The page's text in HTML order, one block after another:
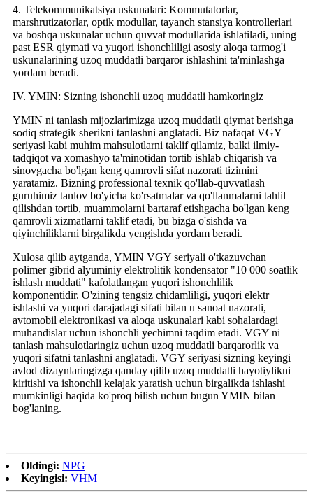
4. Telekommunikatsiya uskunalari: Kommutatorlar,
marshrutizatorlar, optik modullar, tayanch stansiya kontrollerlari
va boshqa uskunalar uchun quvvat modullarida ishlatiladi, uning
past ESR qiymati va yuqori ishonchliligi asosiy aloqa tarmog'i
uskunalarining uzoq muddatli barqaror ishlashini ta'minlashga
yordam beradi.
IV. YMIN: Sizning ishonchli uzoq muddatli hamkoringiz
YMIN ni tanlash mijozlarimizga uzoq muddatli qiymat berishga
sodiq strategik sherikni tanlashni anglatadi. Biz nafaqat VGY
seriyasi kabi muhim mahsulotlarni taklif qilamiz, balki ilmiy-
tadqiqot va xomashyo ta'minotidan tortib ishlab chiqarish va
sinovgacha bo'lgan keng qamrovli sifat nazorati tizimini
yaratamiz. Bizning professional texnik qo'llab-quvvatlash
guruhimiz tanlov bo'yicha ko'rsatmalar va qo'llanmalarni tahlil
qilishdan tortib, muammolarni bartaraf etishgacha bo'lgan keng
qamrovli xizmatlarni taklif etadi, bu bizga o'sishda va
qiyinchiliklarni birgalikda yengishda yordam beradi.
Xulosa qilib aytganda, YMIN VGY seriyali o'tkazuvchan
polimer gibrid alyuminiy elektrolitik kondensator "10 000 soatlik
ishlash muddati" kafolatlangan yuqori ishonchlilik
komponentidir. O'zining tengsiz chidamliligi, yuqori elektr
ishlashi va yuqori darajadagi sifati bilan u sanoat nazorati,
avtomobil elektronikasi va aloqa uskunalari kabi sohalardagi
muhandislar uchun ishonchli yechimni taqdim etadi. VGY ni
tanlash mahsulotlaringiz uchun uzoq muddatli barqarorlik va
yuqori sifatni tanlashni anglatadi. VGY seriyasi sizning keyingi
avlod dizaynlaringizga qanday qilib uzoq muddatli hayotiylikni
kiritishi va ishonchli kelajak yaratish uchun birgalikda ishlashi
mumkinligi haqida ko'proq bilish uchun bugun YMIN bilan
bog'laning.
Oldingi: NPG
Keyingisi: VHM